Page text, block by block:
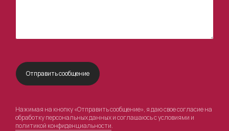
Нажимая на кнопку «Отправить сообщение», я даю свое согласие на
обработку персональных данных и соглашаюсь с условиями и
политикой конфиденциальности.